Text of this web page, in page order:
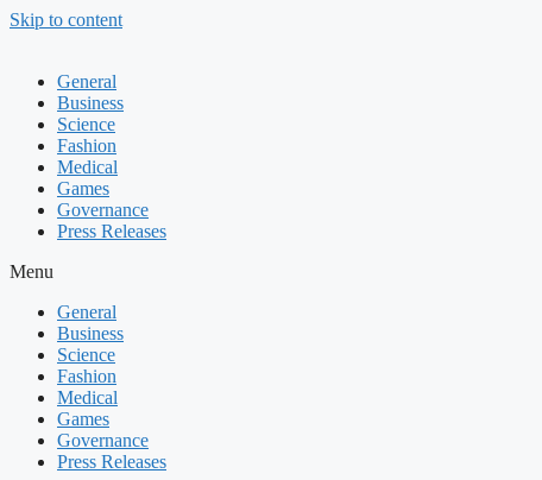
Skip to content
General
Business
Science
Fashion
Medical
Games
Governance
Press Releases
Menu
General
Business
Science
Fashion
Medical
Games
Governance
Press Releases